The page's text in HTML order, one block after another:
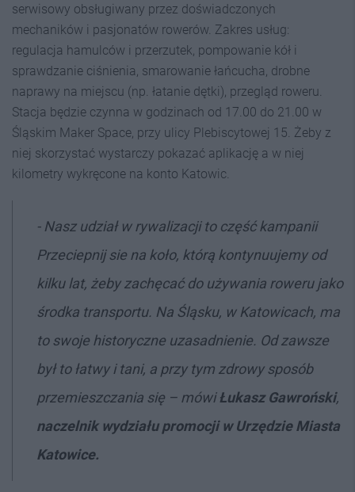
serwisowy obsługiwany przez doświadczonych
mechaników i pasjonatów rowerów. Zakres usług:
regulacja hamulców i przerzutek, pompowanie kół i
sprawdzanie ciśnienia, smarowanie łańcucha, drobne
naprawy na miejscu (np. łatanie dętki), przegląd roweru.
Stacja będzie czynna w godzinach od 17.00 do 21.00 w
Śląskim Maker Space, przy ulicy Plebiscytowej 15. Żeby z
niej skorzystać wystarczy pokazać aplikację a w niej
kilometry wykręcone na konto Katowic.
- Nasz udział w rywalizacji to część kampanii
Przeciepnij sie na koło, którą kontynuujemy od
kilku lat, żeby zachęcać do używania roweru jako
środka transportu. Na Śląsku, w Katowicach, ma
to swoje historyczne uzasadnienie. Od zawsze
był to łatwy i tani, a przy tym zdrowy sposób
przemieszczania się – mówiŁukasz Gawroński,
naczelnik wydziału promocji w Urzędzie Miasta
Katowice.